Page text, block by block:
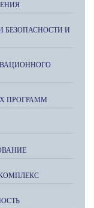
БЕЗОПАСНОСТИ И
ПРОГРАММ